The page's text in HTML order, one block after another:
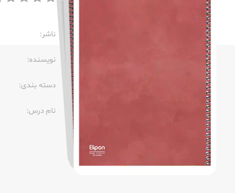
ناشر:‌
نویسنده:‌
دسته بندی:
نام درس: